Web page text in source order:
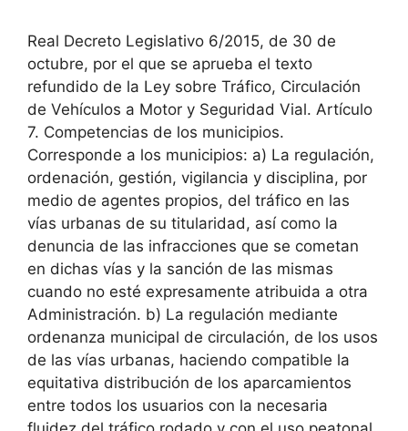
Real Decreto Legislativo 6/2015, de 30 de
octubre, por el que se aprueba el texto
refundido de la Ley sobre Tráfico, Circulación
de Vehículos a Motor y Seguridad Vial. Artículo
7. Competencias de los municipios.
Corresponde a los municipios: a) La regulación,
ordenación, gestión, vigilancia y disciplina, por
medio de agentes propios, del tráfico en las
vías urbanas de su titularidad, así como la
denuncia de las infracciones que se cometan
en dichas vías y la sanción de las mismas
cuando no esté expresamente atribuida a otra
Administración. b) La regulación mediante
ordenanza municipal de circulación, de los usos
de las vías urbanas, haciendo compatible la
equitativa distribución de los aparcamientos
entre todos los usuarios con la necesaria